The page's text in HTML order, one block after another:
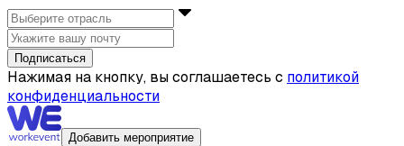
Подписаться
Нажимая на кнопку, вы соглашаетесь с политикой
конфиденциальности
Добавить мероприятие